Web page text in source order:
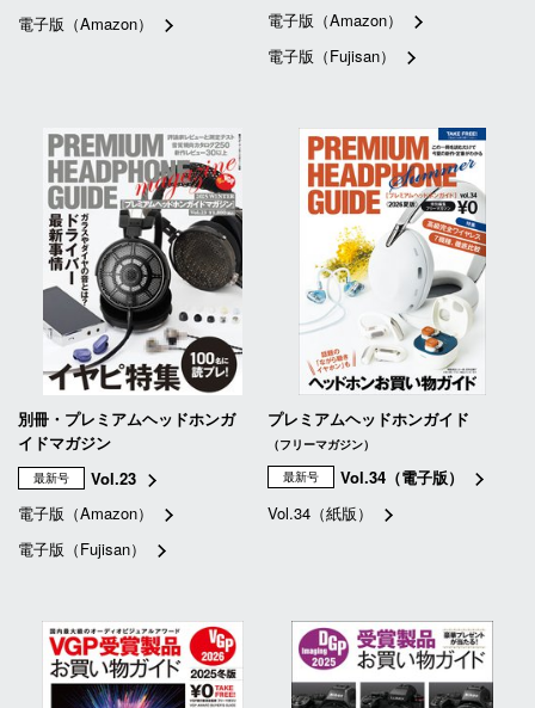
電子版（Amazon）
電子版（Amazon）
電子版（Fujisan）
別冊・プレミアムヘッドホンガ
イドマガジン
最新号
Vol.23
電子版（Amazon）
電子版（Fujisan）
プレミアムヘッドホンガイド
（フリーマガジン）
最新号
Vol.34（電子版）
Vol.34（紙版）